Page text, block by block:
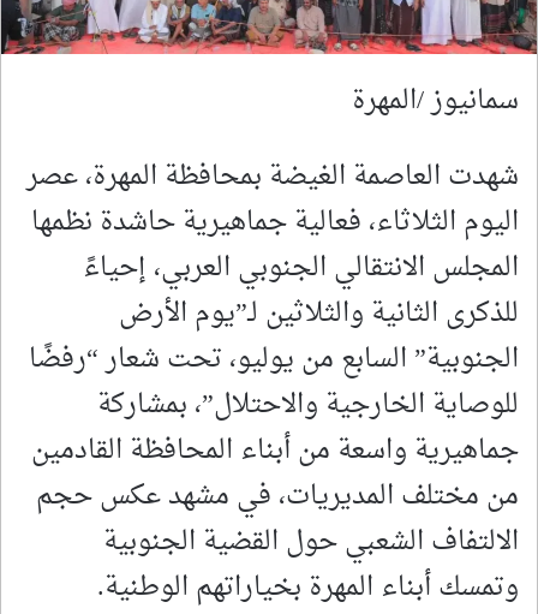
سمانيوز /المهرة
شهدت العاصمة الغيضة بمحافظة المهرة، عصر
اليوم الثلاثاء، فعالية جماهيرية حاشدة نظمها
المجلس الانتقالي الجنوبي العربي، إحياءً
للذكرى الثانية والثلاثين لـ”يوم الأرض
الجنوبية” السابع من يوليو، تحت شعار “رفضًا
للوصاية الخارجية والاحتلال”، بمشاركة
جماهيرية واسعة من أبناء المحافظة القادمين
من مختلف المديريات، في مشهد عكس حجم
الالتفاف الشعبي حول القضية الجنوبية
وتمسك أبناء المهرة بخياراتهم الوطنية.